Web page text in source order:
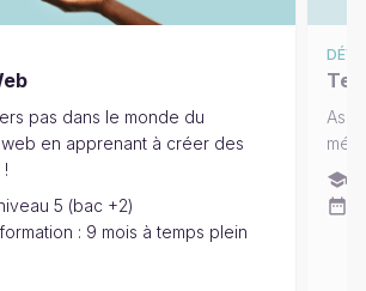
pas dans le monde du
en apprenant à créer des
5 (bac +2)
: 9 mois à temps plein